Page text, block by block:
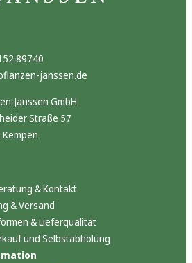
89740
janssen.de
Janssen GmbH
Straße 57
& Kontakt
& Versand
& Lieferqualität
und Selbstabholung